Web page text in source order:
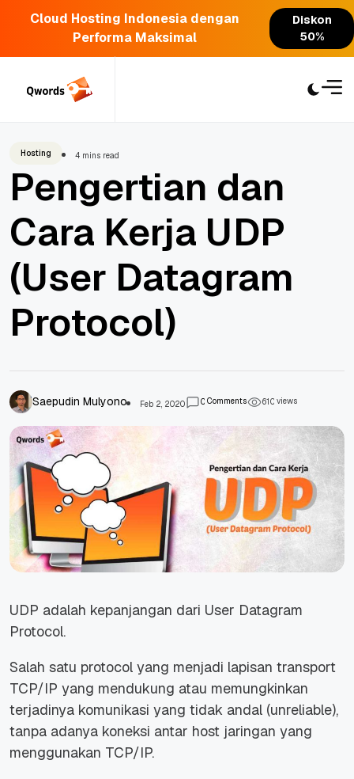
Cloud Hosting Indonesia dengan
Performa Maksimal
Diskon
50%
Hosting 4 mins read
Pengertian dan
Cara Kerja UDP
(User Datagram
Protocol)
Saepudin Mulyono Feb 2, 2020 0Comments 610views
UDP adalah kepanjangan dari User Datagram
Protocol.
Salah satu protocol yang menjadi lapisan transport
TCP/IP yang mendukung atau memungkinkan
terjadinya komunikasi yang tidak andal (unreliable),
tanpa adanya koneksi antar host jaringan yang
menggunakan TCP/IP.